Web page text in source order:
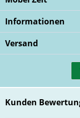
Informationen
Versand
Kunden